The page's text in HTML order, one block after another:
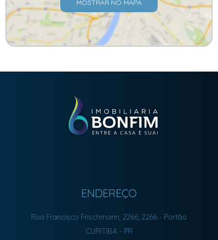
MOSTRAR NO MAPA
ENDEREÇO
Rua Francisco Frischmann, 2266, 2266 - Portão
CURITIBA - PR